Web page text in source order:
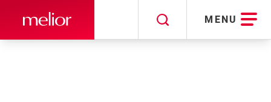
MENU
Schliessen
Schliessen